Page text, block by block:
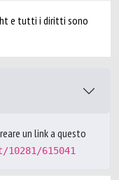
e tutti i diritti sono
un link a questo
615041